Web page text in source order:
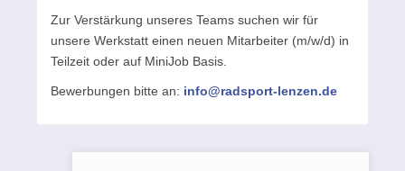
Zur Verstärkung unseres Teams suchen wir für
unsere Werkstatt einen neuen Mitarbeiter (m/w/d) in
Teilzeit oder auf MiniJob Basis.
Bewerbungen bitte an: info@radsport-lenzen.de